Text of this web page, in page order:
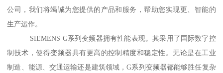
公司，我们将竭诚为您提供的产品和服务，帮助您实现更、智能的
生产运作。
SIEMENS G系列变频器拥有性能表现。其采用了国际数字控
制技术，使得变频器具有更高的控制精度和稳定性。无论是在工业
制造、能源、交通运输还是建筑领域，G系列变频器都能够胜任复杂